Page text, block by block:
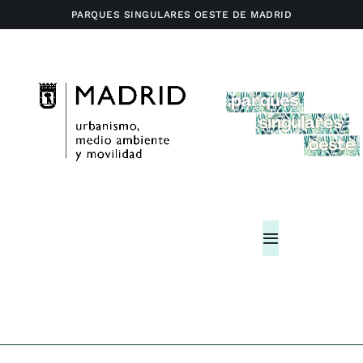
al
PARQUES SINGULARES OESTE DE MADRID
Toggle